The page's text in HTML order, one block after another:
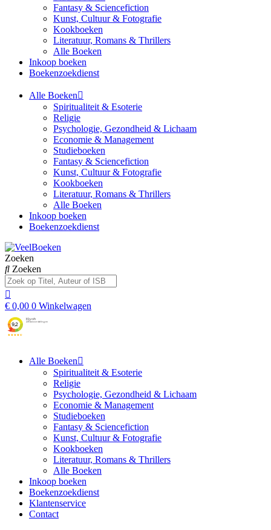
Fantasy & Sciencefiction
Kunst, Cultuur & Fotografie
Kookboeken
Literatuur, Romans & Thrillers
Alle Boeken
Inkoop boeken
Boekenzoekdienst
Alle Boeken
Spiritualiteit & Esoterie
Religie
Psychologie, Gezondheid & Lichaam
Economie & Management
Studieboeken
Fantasy & Sciencefiction
Kunst, Cultuur & Fotografie
Kookboeken
Literatuur, Romans & Thrillers
Alle Boeken
Inkoop boeken
Boekenzoekdienst
Zoeken
Zoeken
€ 0,00 0 Winkelwagen
Alle Boeken
Spiritualiteit & Esoterie
Religie
Psychologie, Gezondheid & Lichaam
Economie & Management
Studieboeken
Fantasy & Sciencefiction
Kunst, Cultuur & Fotografie
Kookboeken
Literatuur, Romans & Thrillers
Alle Boeken
Inkoop boeken
Boekenzoekdienst
Klantenservice
Contact